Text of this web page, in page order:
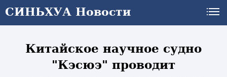
СИНЬХУА Новости
Китайское научное судно
"Кэсюэ" проводит